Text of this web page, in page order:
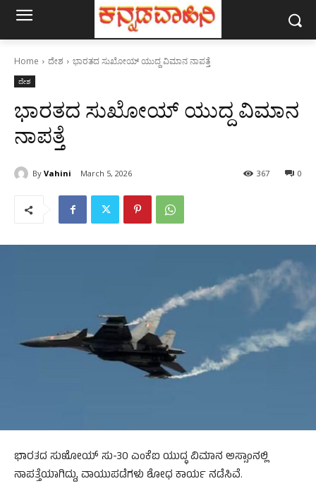
Home ದೇಶ ಭಾರತದ ಸುಖೋಯ್ ಯುದ್ದ ವಿಮಾನ ನಾಪತ್ತೆ
ದೇಶ
ಭಾರತದ ಸುಖೋಯ್ ಯುದ್ದ ವಿಮಾನ
ನಾಪತ್ತೆ
By Vahini March 5, 2026 0
367
ಭಾರತದ ಸುಖೋಯ್ ಸು-30 ಎಂಕೆಐ ಯುದ್ಧ ವಿಮಾನ ಅಸ್ಸಾಂನಲ್ಲಿ
ನಾಪತ್ತೆಯಾಗಿದ್ದು, ವಾಯುಪಡೆಗಳು ಶೋಧ ಕಾರ್ಯ ನಡೆಸಿವೆ.